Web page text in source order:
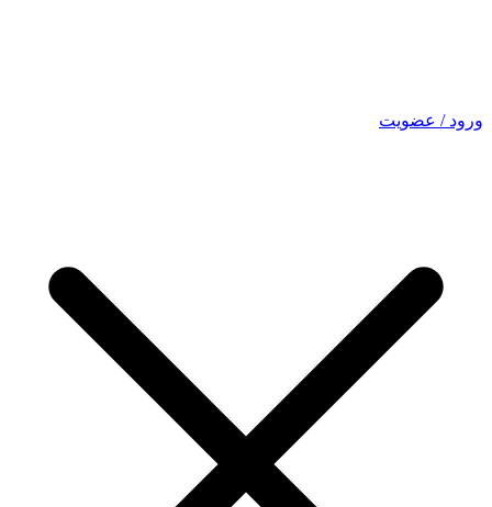
ورود / عضویت